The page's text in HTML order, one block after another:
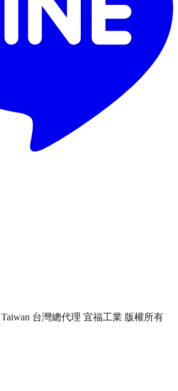
台灣總代理 宜福工業 版權所有